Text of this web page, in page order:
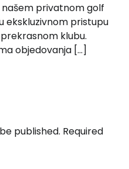
našem privatnom golf
ekskluzivnom pristupu
klubu.
objedovanja […]
published. Required